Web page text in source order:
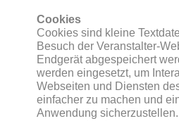
Cookies
Cookies sind kleine
Besuch der Veranstalter-
Endgerät abgespeichert
werden eingesetzt, um
Webseiten und Diensten
einfacher zu machen und
Anwendung